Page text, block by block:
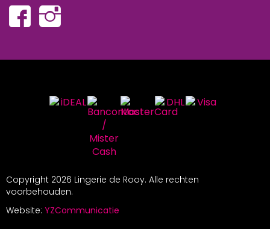
Copyright 2026 Lingerie de Rooy. Alle rechten
voorbehouden.
Website: YZCommunicatie